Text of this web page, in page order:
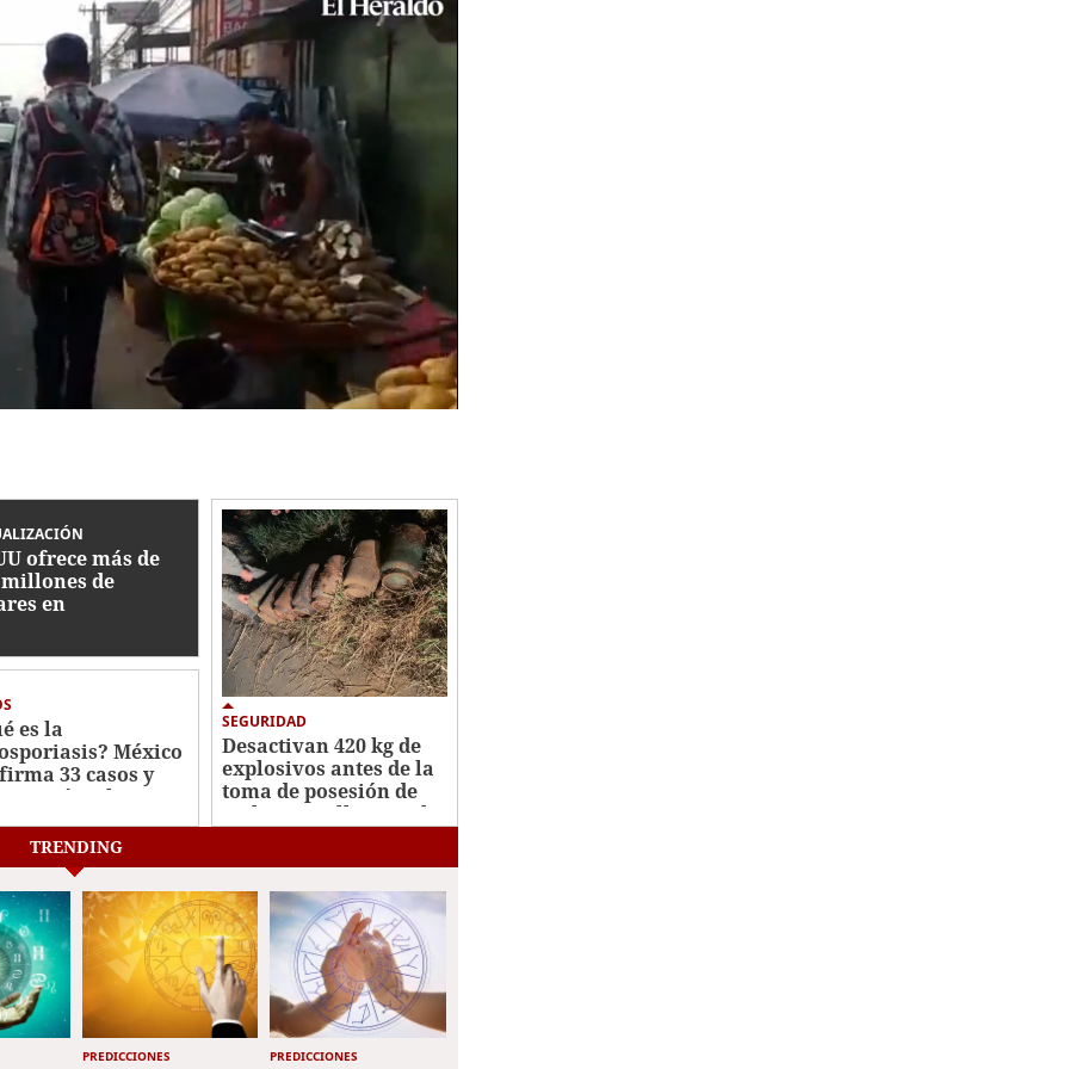
ofrece más de
millones de
en
es la
México
33 casos y
vínculo con
en EEUU
SEGURIDAD
Desactivan 420 kg de
explosivos antes de la
toma de posesión de
De la Espriella en Cali
TRENDING
PREDICCIONES PREDICCIONES